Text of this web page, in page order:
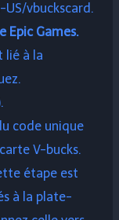
vbuckscard.
Epic Games.
lié à la
code unique
V-bucks.
étape est
à la plate-